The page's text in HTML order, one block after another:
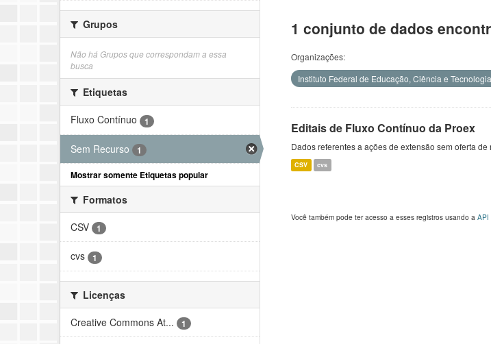
Grupos
Não há Grupos que correspondam a essa
busca
Etiquetas
Fluxo Contínuo
1
Sem Recurso
1
Mostrar somente Etiquetas popular
Formatos
CSV
1
cvs 1
Licenças
Creative Commons At...
1
1 conjunto de dados
Organizações:
Instituto Federal de Educação, Ciência e
Editais de Fluxo Contínuo da Proex
Dados referentes a ações de extensão sem oferta de
CSV cvs
Você também pode ter acesso a esses registros usando a API